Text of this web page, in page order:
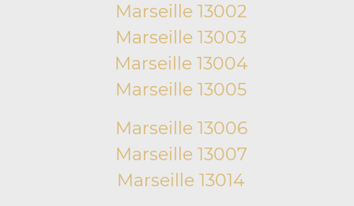
Marseille 13002
Marseille 13003
Marseille 13004
Marseille 13005
Marseille 13006
Marseille 13007
Marseille 13014